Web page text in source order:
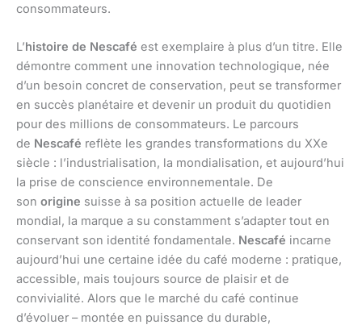
consommateurs.
L’histoire de Nescafé est exemplaire à plus d’un titre. Elle
démontre comment une innovation technologique, née
d’un besoin concret de conservation, peut se transformer
en succès planétaire et devenir un produit du quotidien
pour des millions de consommateurs. Le parcours
de Nescafé reflète les grandes transformations du XXe
siècle : l’industrialisation, la mondialisation, et aujourd’hui
la prise de conscience environnementale. De
son origine suisse à sa position actuelle de leader
mondial, la marque a su constamment s’adapter tout en
conservant son identité fondamentale. Nescafé incarne
aujourd’hui une certaine idée du café moderne : pratique,
accessible, mais toujours source de plaisir et de
convivialité. Alors que le marché du café continue
d’évoluer – montée en puissance du durable,